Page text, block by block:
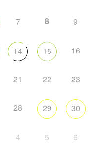
7 8 9
14 15 16
21 22 23
28 29 30
4 5 6